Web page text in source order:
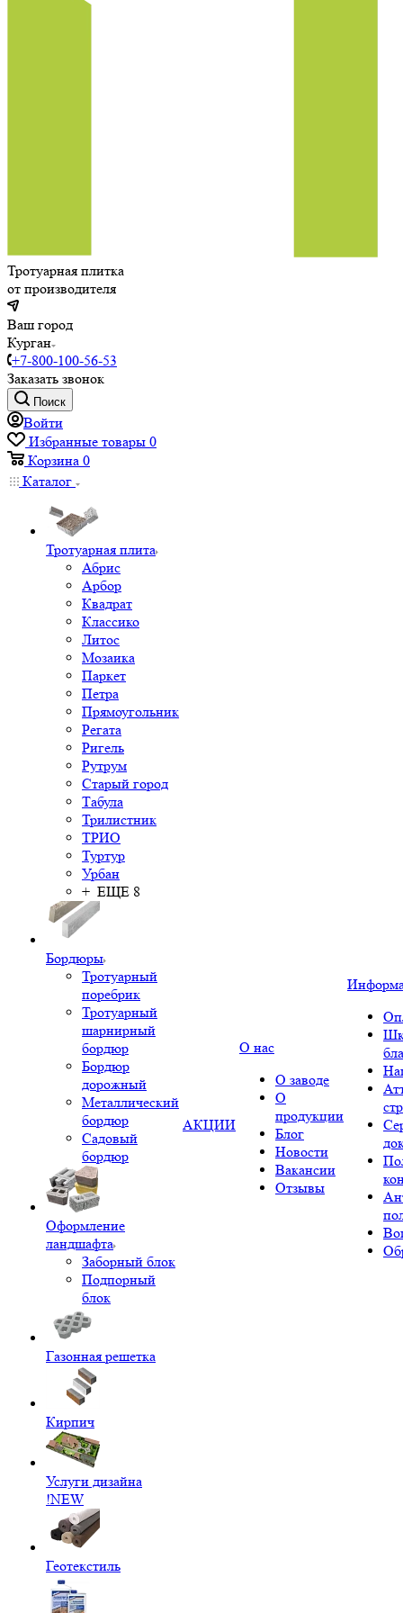
Тротуарная плитка
от производителя
Ваш город
Курган
+7-800-100-56-53
Заказать звонок
Поиск
Войти
Избранные товары 0
Корзина 0
Каталог
Тротуарная плита
Абрис
Арбор
Квадрат
Классико
Литос
Мозаика
Паркет
Петра
Прямоугольник
Регата
Ригель
Рутрум
Старый город
Табула
Трилистник
ТРИО
Туртур
Урбан
+ ЕЩЕ 8
Бордюры
Тротуарный
поребрик
Тротуарный
шарнирный
бордюр
Бордюр
дорожный
Металлический
бордюр
Садовый
бордюр
Оформление
ландшафта
Заборный блок
Подпорный
блок
Газонная решетка
Кирпич
Услуги дизайна
!NEW
Геотекстиль
АКЦИИ
О нас
О заводе
О
продукции
Блог
Новости
Вакансии
Отзывы